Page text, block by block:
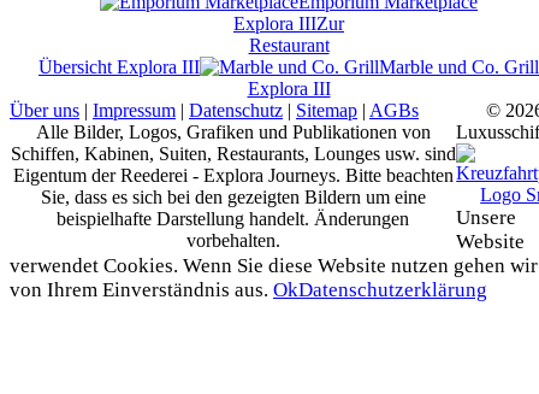
Explora IIIZur
Restaurant
Übersicht Explora III
Marble und Co. Grill
Explora III
Über uns | Impressum | Datenschutz | Sitemap | AGBs
Alle Bilder, Logos, Grafiken und Publikationen von
Schiffen, Kabinen, Suiten, Restaurants, Lounges usw. sind
Eigentum der Reederei - Explora Journeys. Bitte beachten
Sie, dass es sich bei den gezeigten Bildern um eine
beispielhafte Darstellung handelt. Änderungen
vorbehalten.
©
Unsere
Website
verwendet Cookies. Wenn Sie diese Website nutzen gehen wir
von Ihrem Einverständnis aus. OkDatenschutzerklärung